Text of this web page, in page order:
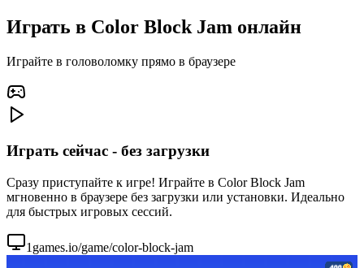
Играть в Color Block Jam онлайн
Играйте в головоломку прямо в браузере
Играть сейчас - без загрузки
Сразу приступайте к игре! Играйте в Color Block Jam
мгновенно в браузере без загрузки или установки. Идеально
для быстрых игровых сессий.
1games.io/game/color-block-jam